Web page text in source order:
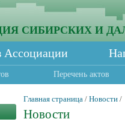
СИБИРСКИХ И
Ассоциации
Перечень актов
Главная страница / Новости /
Новости